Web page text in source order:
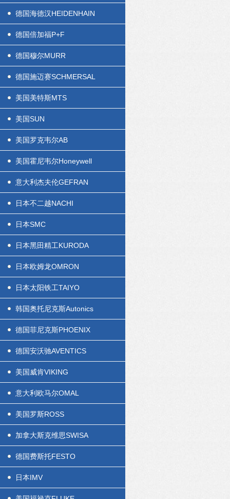
德国海德汉HEIDENHAIN
德国倍加福P+F
德国穆尔MURR
德国施迈赛SCHMERSAL
美国美特斯MTS
美国SUN
美国罗克韦尔AB
美国霍尼韦尔Honeywell
意大利杰夫伦GEFRAN
日本不二越NACHI
日本SMC
日本黑田精工KURODA
日本欧姆龙OMRON
日本太阳铁工TAIYO
韩国奥托尼克斯Autonics
德国菲尼克斯PHOENIX
德国安沃驰AVENTICS
美国威肯VIKING
意大利欧马尔OMAL
美国罗斯ROSS
加拿大斯克维思SWISA
德国费斯托FESTO
日本IMV